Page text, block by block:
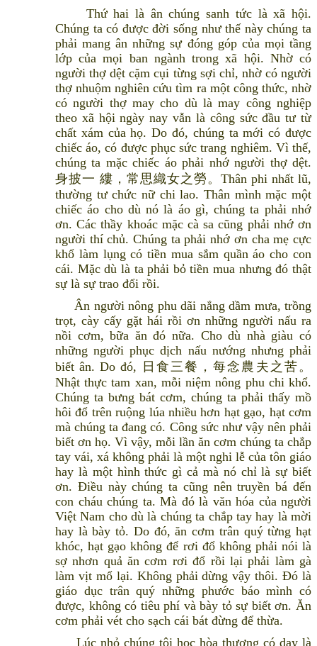
Thứ hai là ân chúng sanh tức là xã hội.
Chúng ta có được đời sống như thế này chúng ta
phải mang ân những sự đóng góp của mọi tầng
lớp của mọi ban ngành trong xã hội. Nhờ có
người thợ dệt cặm cụi từng sợi chỉ, nhờ có người
thợ nhuộm nghiên cứu tìm ra một công thức, nhờ
có người thợ may cho dù là may công nghiệp
theo xã hội ngày nay vẫn là công sức đầu tư từ
chất xám của họ. Do đó, chúng ta mới có được
chiếc áo, có được phục sức trang nghiêm. Vì thế,
chúng ta mặc chiếc áo phải nhớ người thợ dệt.
身披一 縷，常思織女之勞。Thân phi nhất lũ,
thường tư chức nữ chi lao. Thân mình mặc một
chiếc áo cho dù nó là áo gì, chúng ta phải nhớ
ơn. Các thầy khoác mặc cà sa cũng phải nhớ ơn
người thí chủ. Chúng ta phải nhớ ơn cha mẹ cực
khổ làm lụng có tiền mua sắm quần áo cho con
cái. Mặc dù là ta phải bỏ tiền mua nhưng đó thật
sự là sự trao đổi rồi.
Ân người nông phu dãi nắng dầm mưa, trồng
trọt, cày cấy gặt hái rồi ơn những người nấu ra
nồi cơm, bữa ăn đó nữa. Cho dù nhà giàu có
những người phục dịch nấu nướng nhưng phải
biết ân. Do đó, 日食三餐，每念農夫之苦。
Nhật thực tam xan, mỗi niệm nông phu chi khổ.
Chúng ta bưng bát cơm, chúng ta phải thấy mồ
hôi đổ trên ruộng lúa nhiều hơn hạt gạo, hạt cơm
mà chúng ta đang có. Công sức như vậy nên phải
biết ơn họ. Vì vậy, mỗi lần ăn cơm chúng ta chắp
tay vái, xá không phải là một nghi lễ của tôn giáo
hay là một hình thức gì cả mà nó chỉ là sự biết
ơn. Điều này chúng ta cũng nên truyền bá đến
con cháu chúng ta. Mà đó là văn hóa của người
Việt Nam cho dù là chúng ta chắp tay hay là mời
hay là bày tỏ. Do đó, ăn cơm trân quý từng hạt
khóc, hạt gạo không để rơi đổ không phải nói là
sợ nhơn quả ăn cơm rơi đổ rồi lại phải làm gà
làm vịt mổ lại. Không phải dừng vậy thôi. Đó là
giáo dục trân quý những phước báo mình có
được, không có tiêu phí và bày tỏ sự biết ơn. Ăn
cơm phải vét cho sạch cái bát đừng để thừa.
Lúc nhỏ chúng tôi học hòa thượng có dạy là